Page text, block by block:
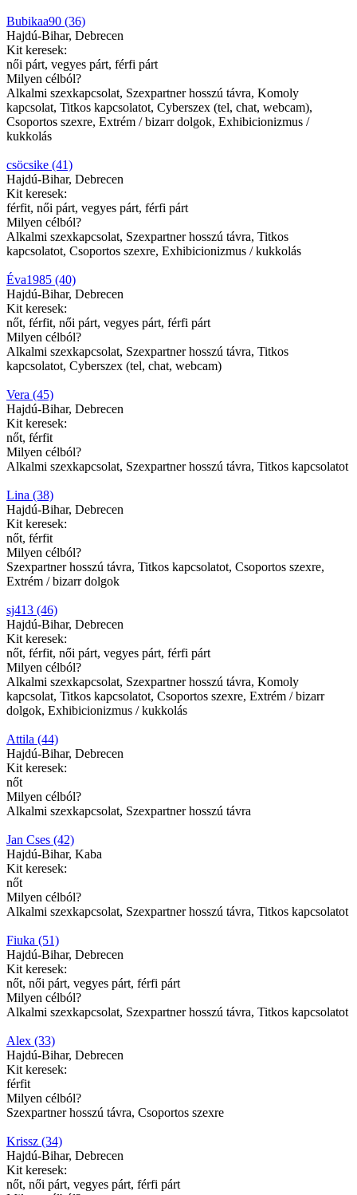
Bubikaa90 (36)
Hajdú-Bihar, Debrecen
Kit keresek:
női párt, vegyes párt, férfi párt
Milyen célból?
Alkalmi szexkapcsolat, Szexpartner hosszú távra, Komoly
kapcsolat, Titkos kapcsolatot, Cyberszex (tel, chat, webcam),
Csoportos szexre, Extrém / bizarr dolgok, Exhibicionizmus /
kukkolás
csöcsike (41)
Hajdú-Bihar, Debrecen
Kit keresek:
férfit, női párt, vegyes párt, férfi párt
Milyen célból?
Alkalmi szexkapcsolat, Szexpartner hosszú távra, Titkos
kapcsolatot, Csoportos szexre, Exhibicionizmus / kukkolás
Éva1985 (40)
Hajdú-Bihar, Debrecen
Kit keresek:
nőt, férfit, női párt, vegyes párt, férfi párt
Milyen célból?
Alkalmi szexkapcsolat, Szexpartner hosszú távra, Titkos
kapcsolatot, Cyberszex (tel, chat, webcam)
Vera (45)
Hajdú-Bihar, Debrecen
Kit keresek:
nőt, férfit
Milyen célból?
Alkalmi szexkapcsolat, Szexpartner hosszú távra, Titkos kapcsolatot
Lina (38)
Hajdú-Bihar, Debrecen
Kit keresek:
nőt, férfit
Milyen célból?
Szexpartner hosszú távra, Titkos kapcsolatot, Csoportos szexre,
Extrém / bizarr dolgok
sj413 (46)
Hajdú-Bihar, Debrecen
Kit keresek:
nőt, férfit, női párt, vegyes párt, férfi párt
Milyen célból?
Alkalmi szexkapcsolat, Szexpartner hosszú távra, Komoly
kapcsolat, Titkos kapcsolatot, Csoportos szexre, Extrém / bizarr
dolgok, Exhibicionizmus / kukkolás
Attila (44)
Hajdú-Bihar, Debrecen
Kit keresek:
nőt
Milyen célból?
Alkalmi szexkapcsolat, Szexpartner hosszú távra
Jan Cses (42)
Hajdú-Bihar, Kaba
Kit keresek:
nőt
Milyen célból?
Alkalmi szexkapcsolat, Szexpartner hosszú távra, Titkos kapcsolatot
Fiuka (51)
Hajdú-Bihar, Debrecen
Kit keresek:
nőt, női párt, vegyes párt, férfi párt
Milyen célból?
Alkalmi szexkapcsolat, Szexpartner hosszú távra, Titkos kapcsolatot
Alex (33)
Hajdú-Bihar, Debrecen
Kit keresek:
férfit
Milyen célból?
Szexpartner hosszú távra, Csoportos szexre
Krissz (34)
Hajdú-Bihar, Debrecen
Kit keresek:
nőt, női párt, vegyes párt, férfi párt